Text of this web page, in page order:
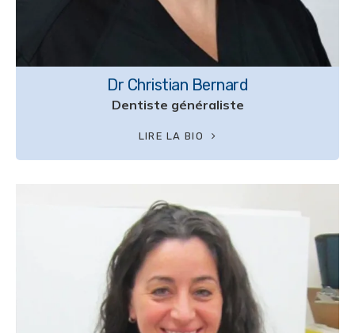
Dr Christian Bernard
Dentiste généraliste
LIRE LA BIO